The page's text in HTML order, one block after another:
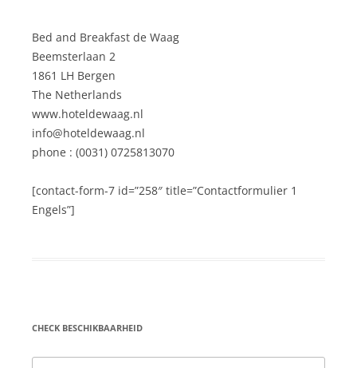
Bed and Breakfast de Waag
Beemsterlaan 2
1861 LH Bergen
The Netherlands
www.hoteldewaag.nl
info@hoteldewaag.nl
phone : (0031) 0725813070
[contact-form-7 id=”258″ title=”Contactformulier 1
Engels”]
CHECK BESCHIKBAARHEID